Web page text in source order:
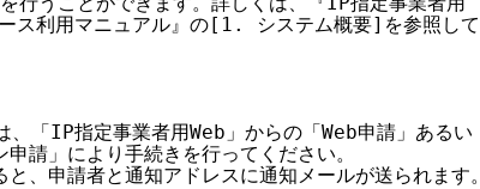
利用マニュアル』の[1. システム概要]を参照して
「IP指定事業者用Web」からの「Web申請」あるい
請」により手続きを行ってください。
、申請者と通知アドレスに通知メールが送られます。